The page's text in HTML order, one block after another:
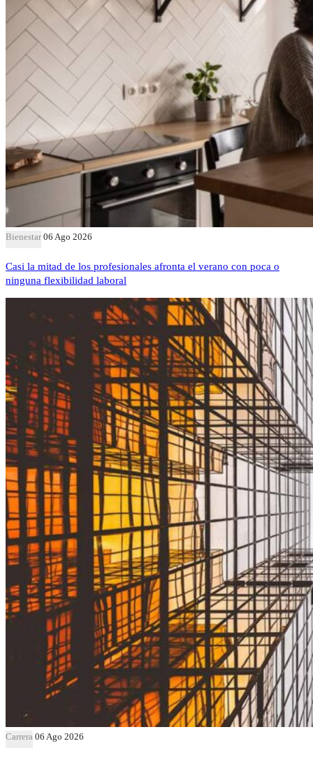
Bienestar 06 Ago 2026
Casi la mitad de los profesionales afronta el verano con poca o
ninguna flexibilidad laboral
Carrera 06 Ago 2026